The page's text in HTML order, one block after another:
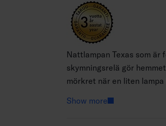
Nattlampan Texas som är
skymningsrelä gör
mörkret när en liten
Show more